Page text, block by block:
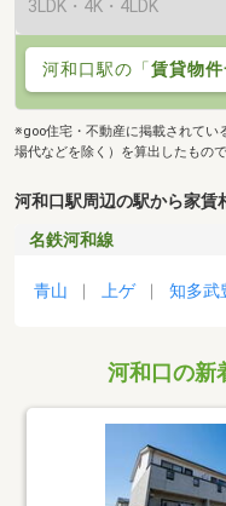
3LDK・4K・4LDK
河和口駅の「賃貸物
※goo住宅・不動産に掲載されてい
場代などを除く）を算出したもので
河和口駅周辺の駅から家賃
名鉄河和線
青山 上ゲ 知多武
河和口の新